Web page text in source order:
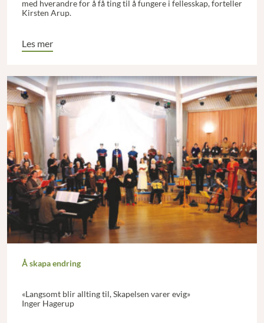
med hverandre for å få ting til å fungere i fellesskap, forteller
Kirsten Arup.
Les mer
Å skapa endring
«Langsomt blir allting til, Skapelsen varer evig»
Inger Hagerup